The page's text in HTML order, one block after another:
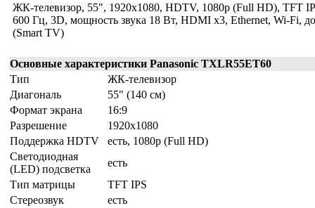
ЖК-телевизор, 55", 1920x1080, HDTV, 1080p (Full HD), TFT
600 Гц, 3D, мощность звука 18 Вт, HDMI x3, Ethernet, Wi-Fi,
(Smart TV)
Основные характеристики Panasonic TXLR55ET60
Тип
ЖК-телевизор
Диагональ
55" (140 см)
Формат экрана
16:9
Разрешение
1920x1080
Поддержка HDTV
есть, 1080p (Full HD)
Светодиодная
(LED) подсветка
есть
Тип матрицы
TFT IPS
Стереозвук
есть